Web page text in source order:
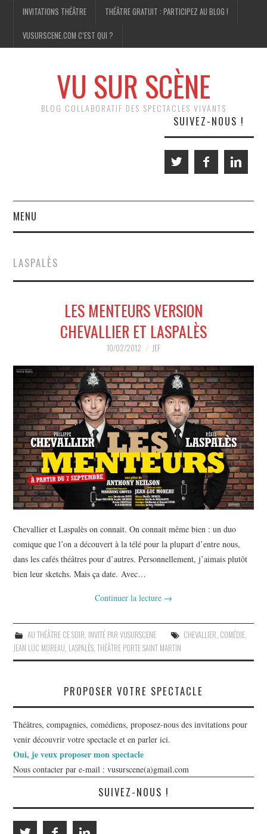
INVITATIONS THÉÂTRE THÉÂTRE GRATUIT : PARTICIPEZ AU BLOG !
VUSURSCENE.COM C’EST QUI ?
VU SUR SCÈNE
BLOG COLLABORATIF DES SPECTACLES VIVANTS
SUIVEZ-NOUS !
MENU
MUSIQUE
SPECTACLE
HORS SCÈNE
PROPOSER UN SPECTACLE
LASPALÈS
LES MENTEURS VERSION
CHEVALLIER ET LASPALÈS
10/02/2012 JEF
Chevallier et Laspalès on connait. On connait même bien : un duo
comique que l’on a découvert à la télé pour la plupart d’entre nous,
dans les cafés théâtres pour d’autres. Personnellement, j’aimais plutôt
bien leur sketchs. Mais ça date. Avec…
Continuer la lecture →
AU THÉÂTRE CE SOIR, INVITÉ PAR VUSURSCENE CHEVALLIER, COMÉDIE,
JEAN LUC MOREAU, LASPALÈS,THÉÂTRE PORTE SAINT MARTIN
PROPOSER VOTRE SPECTACLE
Théâtres, compagnies, comédiens, proposez-nous des invitations pour
venir découvrir votre spectacle et en parler ici.
Oui, je veux proposer mon spectacle
Nous contacter par e-mail : vusurscene(a)gmail.com
SUIVEZ-NOUS !